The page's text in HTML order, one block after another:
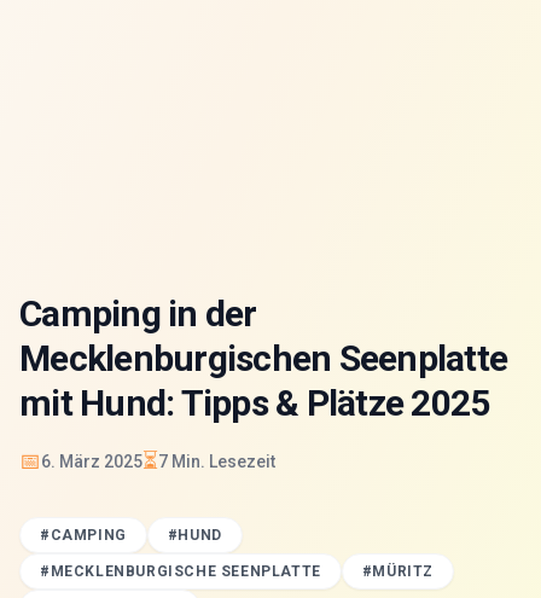
Camping in der
Mecklenburgischen Seenplatte
mit Hund: Tipps & Plätze 2025
📅6. März 2025⏳7 Min. Lesezeit
# CAMPING # HUND
# MECKLENBURGISCHE SEENPLATTE # MÜRITZ